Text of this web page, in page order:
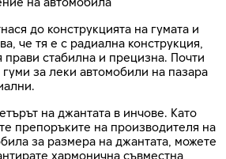
до конструкцията на гумата и
че тя е с радиална конструкция,
прави стабилна и прецизна. Почти
гуми за леки автомобили на пазара
на джантата в инчове. Като
препоръките на производителя на
за размера на джантата, можете
хармонична съвместна